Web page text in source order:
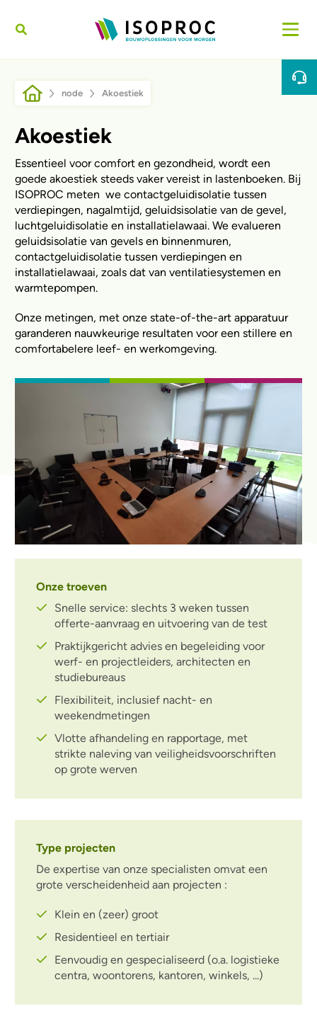
Breadcrumb
node Akoestiek
Akoestiek
Essentieel voor comfort en gezondheid, wordt een
goede akoestiek steeds vaker vereist in lastenboeken. Bij
ISOPROC meten we contactgeluidisolatie tussen
verdiepingen, nagalmtijd, geluidsisolatie van de gevel,
luchtgeluidisolatie en installatielawaai. We evalueren
geluidsisolatie van gevels en binnenmuren,
contactgeluidisolatie tussen verdiepingen en
installatielawaai, zoals dat van ventilatiesystemen en
warmtepompen.
Onze metingen, met onze state-of-the-art apparatuur
garanderen nauwkeurige resultaten voor een stillere en
comfortabelere leef- en werkomgeving.
Onze troeven
Snelle service: slechts 3 weken tussen
offerte-aanvraag en uitvoering van de test
Praktijkgericht advies en begeleiding voor
werf- en projectleiders, architecten en
studiebureaus
Flexibiliteit, inclusief nacht- en
weekendmetingen
Vlotte afhandeling en rapportage, met
strikte naleving van veiligheidsvoorschriften
op grote werven
Type projecten
De expertise van onze specialisten omvat een
grote verscheidenheid aan projecten :
Klein en (zeer) groot
Residentieel en tertiair
Eenvoudig en gespecialiseerd (o.a. logistieke
centra, woontorens, kantoren, winkels, ...)